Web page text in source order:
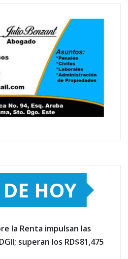
HOY
la Renta impulsan las
superan los RD$81,475